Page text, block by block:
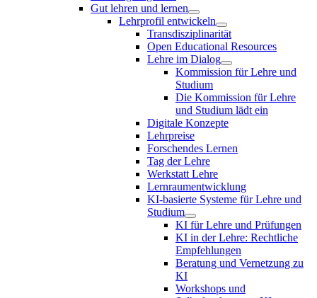
Gut lehren und lernen
Lehrprofil entwickeln
Transdisziplinarität
Open Educational Resources
Lehre im Dialog
Kommission für Lehre und
Studium
Die Kommission für Lehre
und Studium lädt ein
Digitale Konzepte
Lehrpreise
Forschendes Lernen
Tag der Lehre
Werkstatt Lehre
Lernraumentwicklung
KI-basierte Systeme für Lehre und
Studium
KI für Lehre und Prüfungen
KI in der Lehre: Rechtliche
Empfehlungen
Beratung und Vernetzung zu
KI
Workshops und